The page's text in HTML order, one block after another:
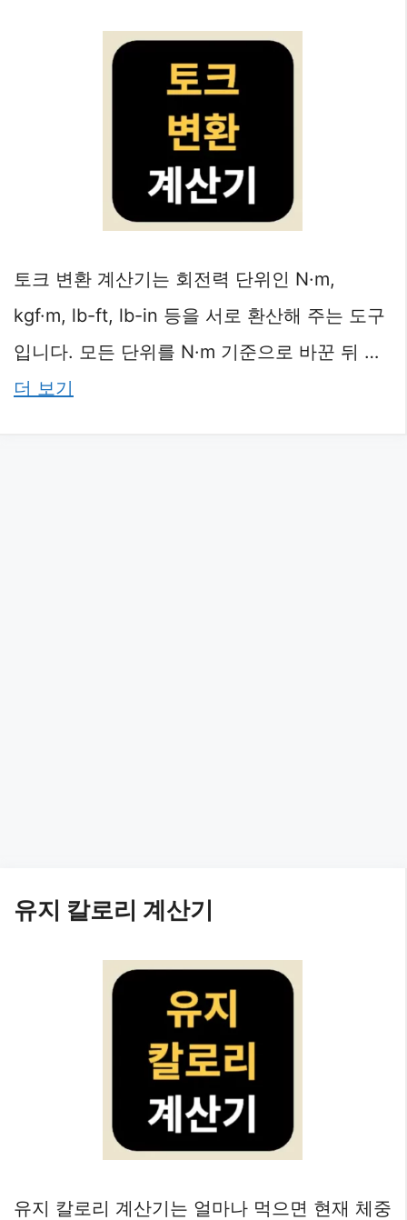
토크 변환 계산기는 회전력 단위인 N·m,
kgf·m, lb-ft, lb-in 등을 서로 환산해 주는 도구
입니다. 모든 단위를 N·m 기준으로 바꾼 뒤 …
더 보기
유지 칼로리 계산기
유지 칼로리 계산기는 얼마나 먹으면 현재 체중